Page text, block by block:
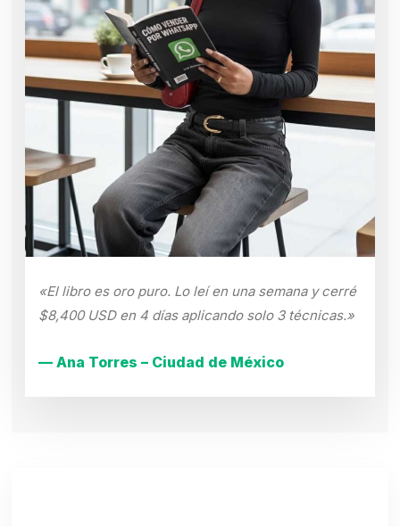
«El libro es oro puro. Lo leí en una semana y cerré
$8,400 USD en 4 días aplicando solo 3 técnicas.»
— Ana Torres – Ciudad de México